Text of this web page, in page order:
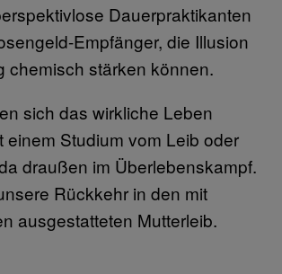
Dauerpraktikanten
Empfänger, die Illusion
chemisch stärken können.
sich das wirkliche Leben
einem Studium vom Leib oder
draußen im Überlebenskampf.
Rückkehr in den mit
ausgestatteten Mutterleib.